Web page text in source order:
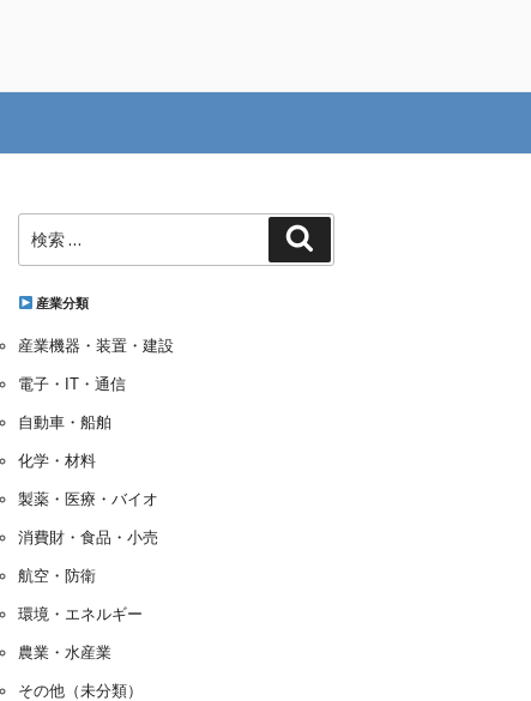
索:
産業分類
産業機器・装置・建設
電子・IT・通信
自動車・船舶
化学・材料
製薬・医療・バイオ
消費財・食品・小売
航空・防衛
環境・エネルギー
農業・水産業
その他（未分類）